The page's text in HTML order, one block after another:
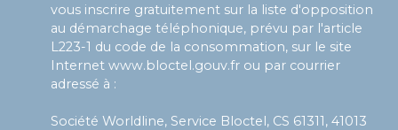
vous inscrire gratuitement sur la liste d'opposition
au démarchage téléphonique, prévu par l'article
L223-1 du code de la consommation, sur le site
Internet www.bloctel.gouv.fr ou par courrier
adressé à :
Société Worldline, Service Bloctel, CS 61311, 41013